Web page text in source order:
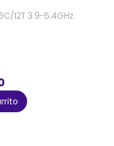
12T 3.9-5.4GHz